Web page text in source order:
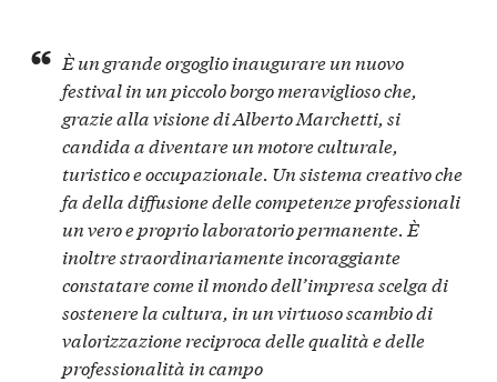
È un grande orgoglio inaugurare un nuovo
festival in un piccolo borgo meraviglioso che,
grazie alla visione di Alberto Marchetti, si
candida a diventare un motore culturale,
turistico e occupazionale. Un sistema creativo che
fa della diffusione delle competenze professionali
un vero e proprio laboratorio permanente. È
inoltre straordinariamente incoraggiante
constatare come il mondo dell’impresa scelga di
sostenere la cultura, in un virtuoso scambio di
valorizzazione reciproca delle qualità e delle
professionalità in campo